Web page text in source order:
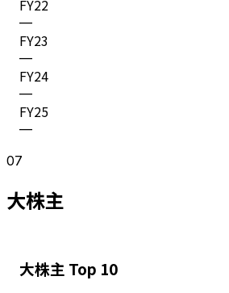
FY22
—
FY23
—
FY24
—
FY25
—
07
大株主
大株主 Top 10